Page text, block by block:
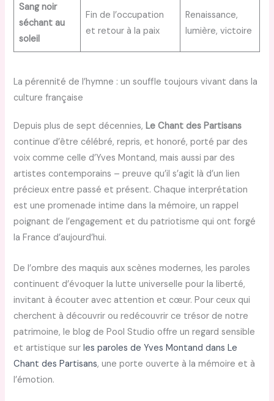
Sang noir
séchant au
soleil
Fin de l’occupation
et retour à la paix
Renaissance,
lumière, victoire
La pérennité de l’hymne : un souffle toujours vivant dans la
culture française
Depuis plus de sept décennies,Le Chant des Partisans
continue d’être célébré, repris, et honoré, porté par des
voix comme celle d’Yves Montand, mais aussi par des
artistes contemporains – preuve qu’il s’agit là d’un lien
précieux entre passé et présent. Chaque interprétation
est une promenade intime dans la mémoire, un rappel
poignant de l’engagement et du patriotisme qui ont forgé
la France d’aujourd’hui.
De l’ombre des maquis aux scènes modernes, les paroles
continuent d’évoquer la lutte universelle pour la liberté,
invitant à écouter avec attention et cœur. Pour ceux qui
cherchent à découvrir ou redécouvrir ce trésor de notre
patrimoine, le blog de Pool Studio offre un regard sensible
et artistique surles paroles de Yves Montand dans Le
Chant des Partisans, une porte ouverte à la mémoire et à
l’émotion.